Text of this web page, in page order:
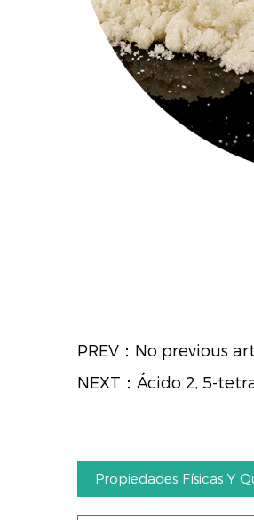
PREV：No previous
NEXT：Ácido 2, 5-
Propiedades Físicas Y